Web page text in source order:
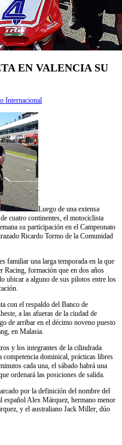
EN VALENCIA SU
Internacional
Luego de una extensa
cuatro continentes, el motociclista
su participación en el Campeonato
Ricardo Tormo de la Comunidad
familiar una larga temporada en la que
Racing, formación que en dos años
ubicar a alguno de sus pilotos entre los
con el respaldo del Banco de
a las afueras de la ciudad de
de arribar en el décimo noveno puesto
en Malasia.
y los integrantes de la cilindrada
competencia dominical, prácticas libres
cada una, el sábado habrá una
ordenará las posiciones de salida.
por la definición del nombre del
español Alex Márquez, hermano menor
y el australiano Jack Miller, dúo